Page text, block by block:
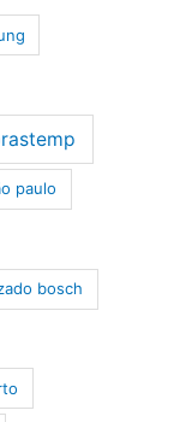
paulo
bosch